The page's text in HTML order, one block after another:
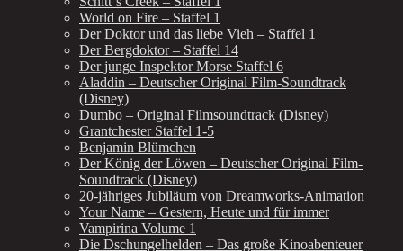
World on Fire – Staffel 1
Der Doktor und das liebe Vieh – Staffel 1
Der Bergdoktor – Staffel 14
Der junge Inspektor Morse Staffel 6
Aladdin – Deutscher Original Film-Soundtrack
(Disney)
Dumbo – Original Filmsoundtrack (Disney)
Grantchester Staffel 1-5
Benjamin Blümchen
Der König der Löwen – Deutscher Original Film-
Soundtrack (Disney)
20-jähriges Jubiläum von Dreamworks-Animation
Your Name – Gestern, Heute und für immer
Vampirina Volume 1
Die Dschungelhelden – Das große Kinoabenteuer